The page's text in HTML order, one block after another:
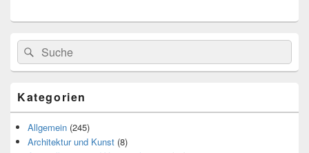
Search
for:
Suche
Kategorien
Allgemein (245)
Architektur und Kunst (8)